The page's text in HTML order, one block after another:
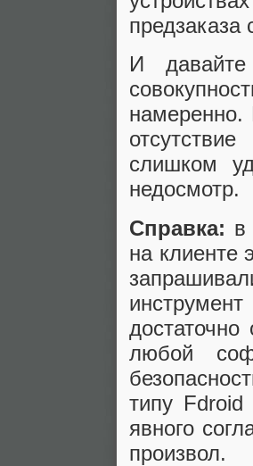
предзаказа
И
намеренно.
слишком
недосмотр.
Справка: в
на клиенте
достаточно
любой
типу
явного
произвол.